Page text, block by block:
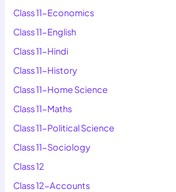
Class 11-Economics
Class 11-English
Class 11-Hindi
Class 11-History
Class 11-Home Science
Class 11-Maths
Class 11-Political Science
Class 11-Sociology
Class 12
Class 12-Accounts